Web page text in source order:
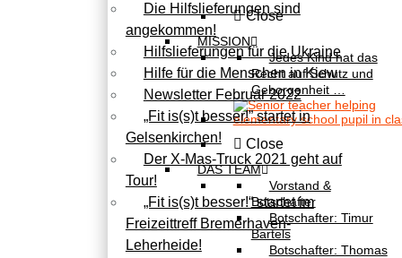
Close
MISSION
Jedes Kind hat das
Recht auf Schutz und
Geborgenheit …
Close
DAS TEAM
Vorstand &
Botschafter
Botschafter: Timur
Bartels
Botschafter: Thomas
Die Hilfslieferungen sind
angekommen!
Hilfslieferungen für die Ukraine
Hilfe für die Menschen in Kiew
Newsletter Februar 2022
„Fit is(s)t besser!” startet in
Gelsenkirchen!
Der X-Mas-Truck 2021 geht auf
Tour!
„Fit is(s)t besser!“ startet im
Freizeittreff Bremerhaven-
Leherheide!